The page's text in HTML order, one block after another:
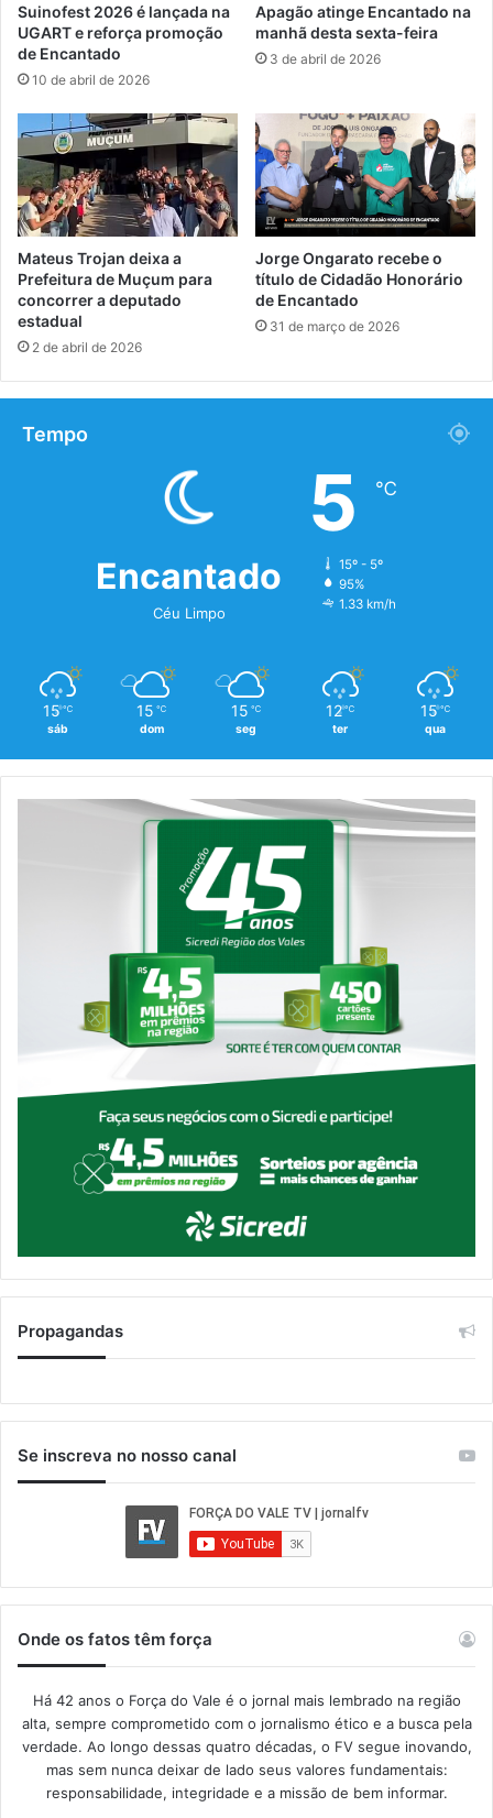
Suinofest 2026 é lançada na
UGART e reforça promoção
de Encantado
10 de abril de 2026
Apagão atinge Encantado na
manhã desta sexta-feira
3 de abril de 2026
Mateus Trojan deixa a
Prefeitura de Muçum para
concorrer a deputado
estadual
2 de abril de 2026
Jorge Ongarato recebe o
título de Cidadão Honorário
de Encantado
31 de março de 2026
Tempo
Encantado
Céu Limpo
5 ℃
15º - 5º
95%
1.33 km/h
15 ℃
sáb
15 ℃
dom
15 ℃
seg
12 ℃
ter
15 ℃
qua
Propagandas
Se inscreva no nosso canal
Onde os fatos têm força
Há 42 anos o Força do Vale é o jornal mais lembrado na região
alta, sempre comprometido com o jornalismo ético e a busca pela
verdade. Ao longo dessas quatro décadas, o FV segue inovando,
mas sem nunca deixar de lado seus valores fundamentais:
responsabilidade, integridade e a missão de bem informar.​